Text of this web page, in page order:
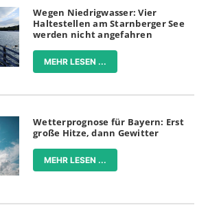
Wegen Niedrigwasser: Vier
Haltestellen am Starnberger See
werden nicht angefahren
MEHR LESEN ...
Wetterprognose für Bayern: Erst
große Hitze, dann Gewitter
MEHR LESEN ...